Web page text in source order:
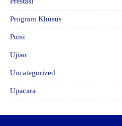
Program Khusus
Puisi
Ujian
Uncategorized
Upacara